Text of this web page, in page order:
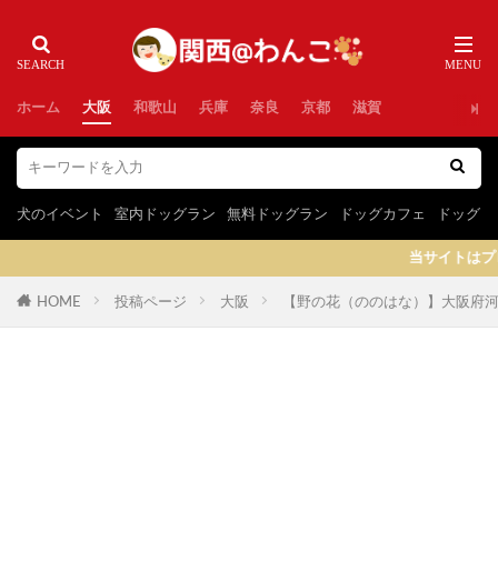
ホーム 大阪 和歌山 兵庫 奈良 京都 滋賀
犬のイベント 室内ドッグラン 無料ドッグラン ドッグカフェ ドッグラ
当サイトはプロモーションを含みます
HOME 投稿ページ 大阪 【野の花（ののはな）】大阪